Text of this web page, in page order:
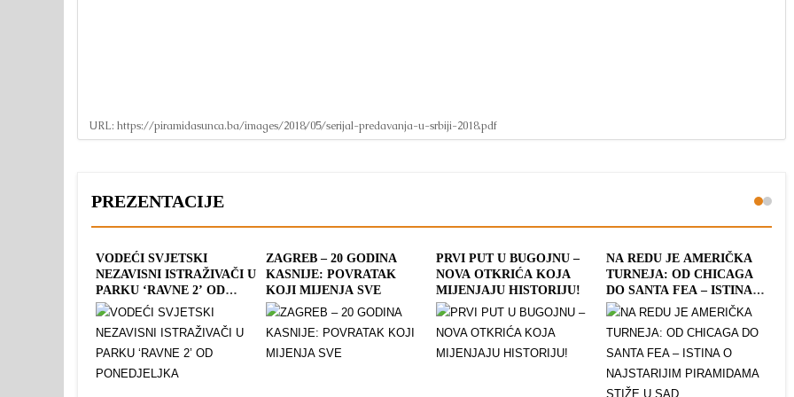
URL: https://piramidasunca.ba/images/2018/05/serijal-predavanja-u-srbiji-2018.pdf
PREZENTACIJE
VODEĆI SVJETSKI
NEZAVISNI ISTRAŽIVAČI U
PARKU ‘RAVNE 2’ OD
PONEDJELJKA
ZAGREB – 20 GODINA
KASNIJE: POVRATAK
KOJI MIJENJA SVE
PRVI PUT U BUGOJNU –
NOVA OTKRIĆA KOJA
MIJENJAJU HISTORIJU!
NA REDU JE AMERIČKA
TURNEJA: OD CHICAGA
DO SANTA FEA – ISTINA O
NAJSTARIJIM
SAD